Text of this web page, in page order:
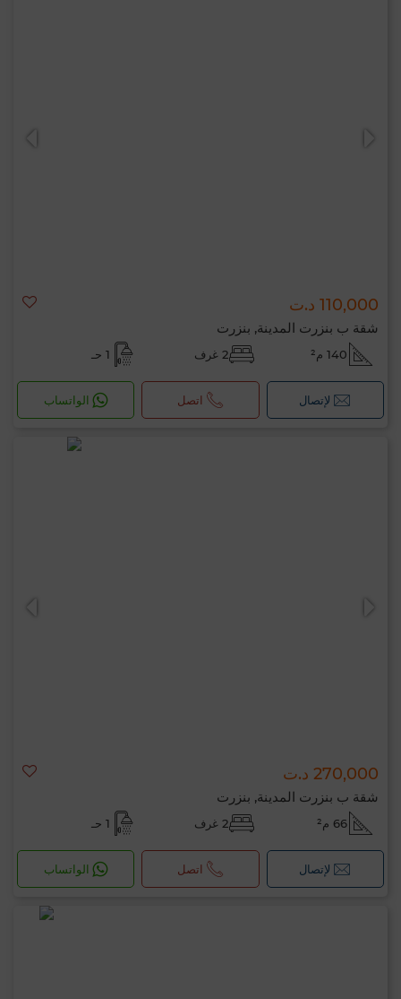
110,000 د.ت
شقة ب بنزرت المدينة, بنزرت
140 م² 2 غرف 1 حـ
لإتصال اتصل الواتساب
270,000 د.ت
شقة ب بنزرت المدينة, بنزرت
66 م² 2 غرف 1 حـ
لإتصال اتصل الواتساب